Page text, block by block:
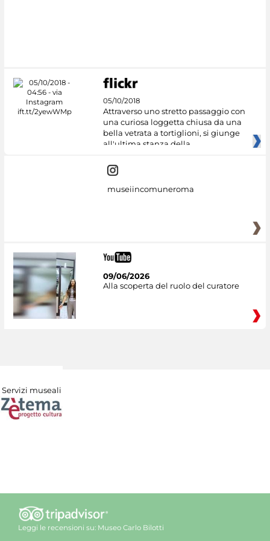
05/10/2018
Attraverso uno stretto passaggio con
una curiosa loggetta chiusa da una
bella vetrata a tortiglioni, si giunge
all'ultima stanza della
museiincomuneroma
09/06/2026
Alla scoperta del ruolo del curatore
Servizi museali
Leggi le recensioni su: Museo Carlo Bilotti